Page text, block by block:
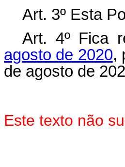
Art. 3º Esta
Art. 4º Fica
agosto de 2020,
de agosto de
Este texto não